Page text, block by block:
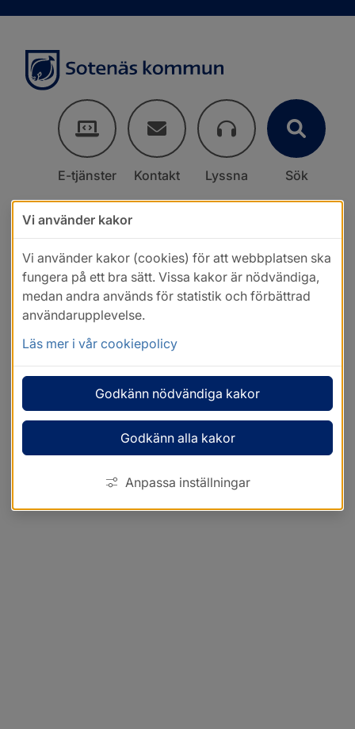
E-tjänster Kontakt Lyssna Sök
Vi använder kakor
Vi använder kakor (cookies) för att webbplatsen ska
fungera på ett bra sätt. Vissa kakor är nödvändiga,
medan andra används för statistik och förbättrad
användarupplevelse.
Läs mer i vår cookiepolicy
Godkänn nödvändiga kakor
Godkänn alla kakor
Anpassa inställningar